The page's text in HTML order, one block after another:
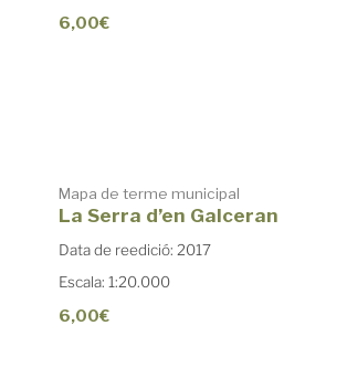
6,00€
Mapa de terme municipal
La Serra d’en Galceran
Data de reedició: 2017
Escala: 1:20.000
6,00€